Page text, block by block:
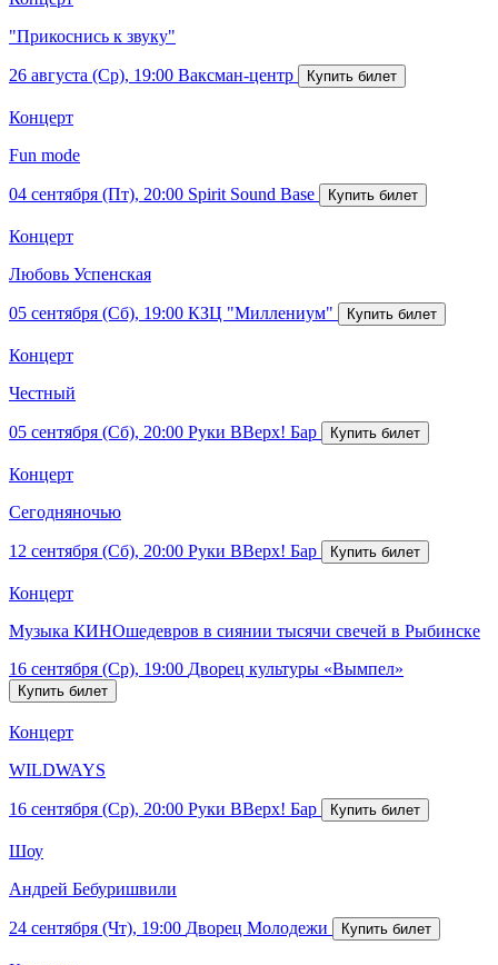
"Прикоснись к звуку"
26 августа (Ср), 19:00 Ваксман-центр
Концерт
Fun mode
04 сентября (Пт), 20:00 Spirit Sound Base
Концерт
Любовь Успенская
05 сентября (Сб), 19:00 КЗЦ "Миллениум"
Концерт
Честный
05 сентября (Сб), 20:00 Руки ВВерх! Бар
Концерт
Сегодняночью
12 сентября (Сб), 20:00 Руки ВВерх! Бар
Концерт
Музыка КИНОшедевров в сиянии тысячи свечей в Рыбинске
16 сентября (Ср), 19:00 Дворец культуры «Вымпел»
Концерт
WILDWAYS
16 сентября (Ср), 20:00 Руки ВВерх! Бар
Шоу
Андрей Бебуришвили
24 сентября (Чт), 19:00 Дворец Молодежи